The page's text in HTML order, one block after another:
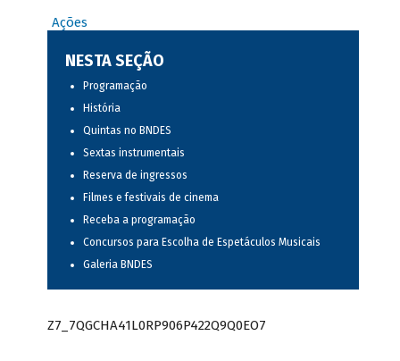
Ações
NESTA SEÇÃO
Programação
História
Quintas no BNDES
Sextas instrumentais
Reserva de ingressos
Filmes e festivais de cinema
Receba a programação
Concursos para Escolha de Espetáculos Musicais
Galeria BNDES
Z7_7QGCHA41L0RP906P422Q9Q0EO7